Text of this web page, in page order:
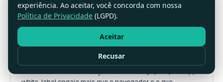
App próprio na Smart TV e no celular: por
que aumenta acesso e retenção
Ter o curso em aplicativo próprio na Smart TV e no celular
muda o acesso e a retenção do aluno. Veja por que o app
experiência. Ao aceitar, você concorda com nossa
Política de Privacidade (LGPD).
Recusar
Aceitar